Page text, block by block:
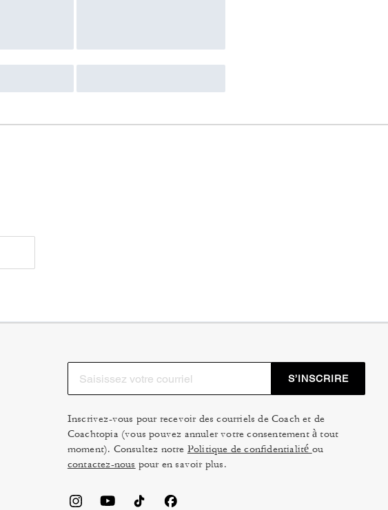
S’INSCRIRE
Inscrivez-vous pour recevoir des courriels de Coach et de
Coachtopia (vous pouvez annuler votre consentement à tout
moment). Consultez notre Politique de confidentialité ou
contactez-nous pour en savoir plus.